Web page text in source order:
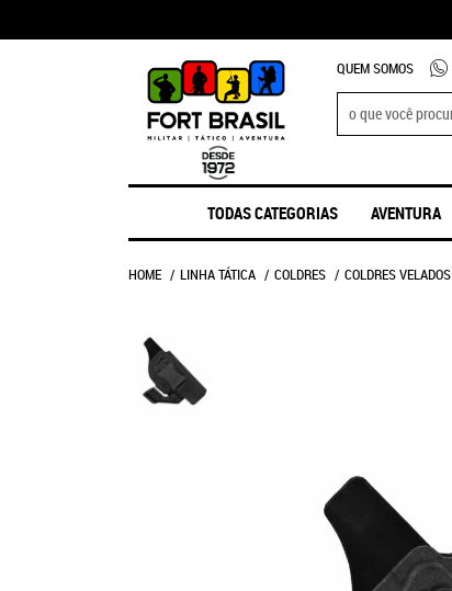
QUEM SOMOS
TODAS CATEGORIAS AVENTURA
HOME LINHA TÁTICA COLDRES COLDRES VELADOS